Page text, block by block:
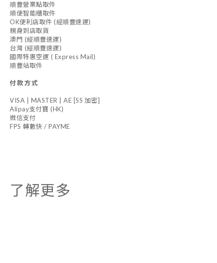
順豐營業點取件
順便智能櫃取件
OK便利店取件 (經順豐速運)
親身到店取貨
澳門 (經順豐速運)
台灣 (經順豐速運)
國際特惠空運 ( Express Mail)
順豐站取件
付款方式
VISA | MASTER | AE [SS 加密]
Alipay支付寶 (HK)
微信支付
FPS 轉數快 / PAYME
了解更多